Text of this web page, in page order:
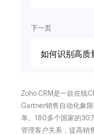
下一页
如何识别高质
Zoho CRM是一款在线
Gartner销售自动化象
单。180多个国家的30
管理客户关系，提高销